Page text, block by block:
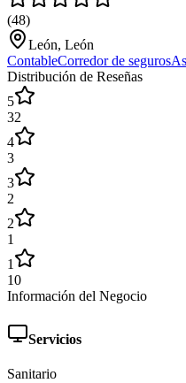
(48)
León, León
ContableCorredor de seguros
Distribución de Reseñas
5
32
4
3
3
2
2
1
1
10
Información del Negocio
Servicios
Sanitario